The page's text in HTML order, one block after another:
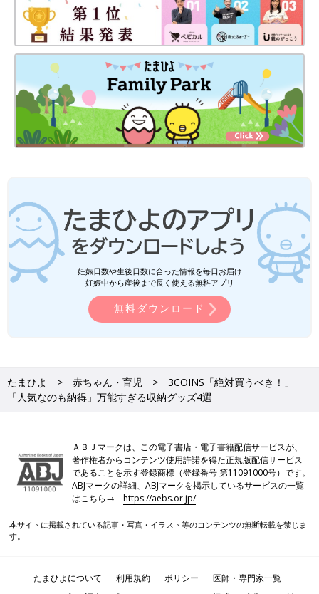
妊娠日数や生後日数に合った情報を毎日お届け
妊娠中から産後まで長く使える無料アプリ
無料ダウンロード
たまひよ 赤ちゃん・育児
3COINS「絶対買うべき！」
「人気なのも納得」万能すぎる収納グッズ4選
ＡＢＪマークは、この電子書店・電子書籍配信サービスが、
著作権者からコンテンツ使用許諾を得た正規版配信サービス
であることを示す登録商標（登録番号 第11091000号）です。
ABJマークの詳細、ABJマークを掲示しているサービスの一覧
はこちら→https://aebs.or.jp/
本サイトに掲載されている記事・写真・イラスト等のコンテンツの無断転載を禁じま
す。
たまひよについて 利用規約 ポリシー
医師・専門家一覧